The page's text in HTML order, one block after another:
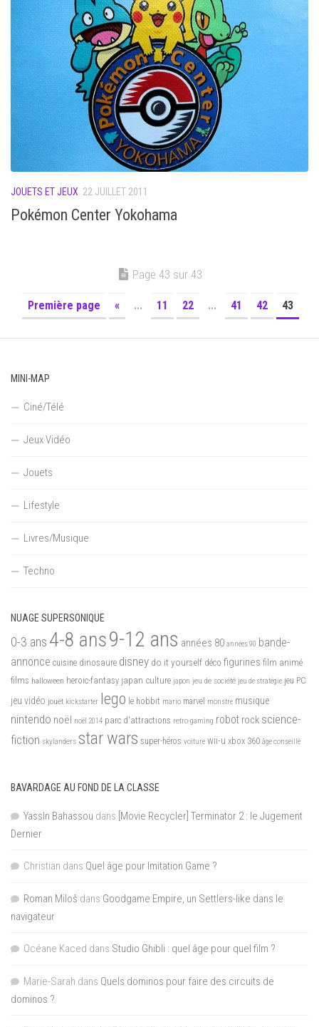
JOUETS ET JEUX 22 JUILLET 2011
Pokémon Center Yokohama
Page 43 sur 43
Première page « ... 11 22 ... 41 42 43
MINI-MAP
Ciné/Télé
Jeux Vidéo
Jouets
Lifestyle
Livres/Musique
Techno
NUAGE SUPERSONIQUE
0-3 ans 4-8 ans9-12 ans années 80 années 90 bande-
annonce cuisine dinosaure disney do it yourself déco figurines film animé
films halloween heroic-fantasy japan culture japon jeu de société jeu de stratégie jeu PC
jeu vidéo jouet kickstarter lego le hobbit mario marvel monstre musique
nintendo noël noël 2014 parc d'attractions retro-gaming robot rock science-
fiction skylanders star wars super-héros voiture wii-u xbox 360 âge conseillé
BAVARDAGE AU FOND DE LA CLASSE
YassIn Bahassou dans [Movie Recycler] Terminator 2 : le Jugement
Dernier
Christian dans Quel âge pour Imitation Game ?
Roman Miloš dans Goodgame Empire, un Settlers-like dans le
navigateur
Océane Kaced dans Studio Ghibli : quel âge pour quel film ?
Marie-Sarah dans Quels dominos pour faire des circuits de
dominos ?